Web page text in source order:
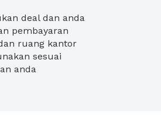
deal dan anda
pembayaran
ruang kantor
sesuai
anda